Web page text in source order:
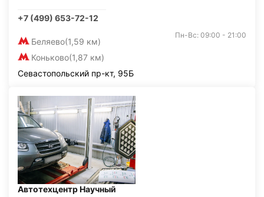
+7 (499) 653-72-12
Беляево(1,59 км)
Коньково(1,87 км)
Пн-Вс: 09:00 - 21:00
Севастопольский пр-кт, 95Б
Автотехцентр Научный